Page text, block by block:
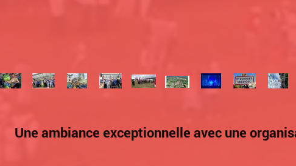
Une ambiance exceptionnelle avec une